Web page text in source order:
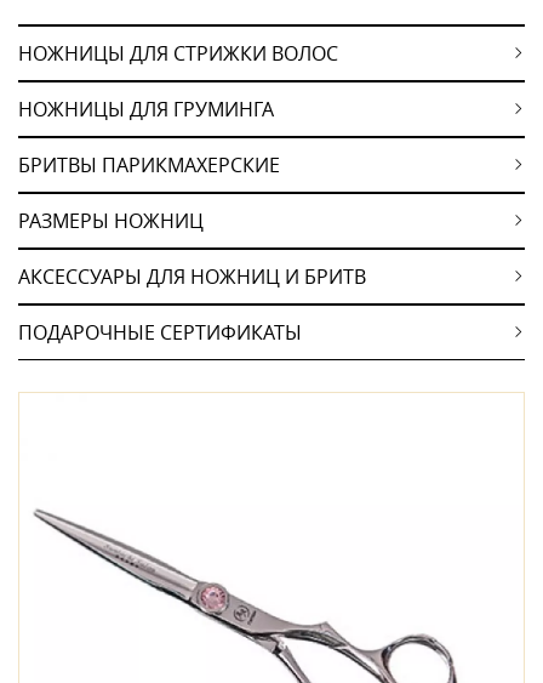
НОЖНИЦЫ ДЛЯ СТРИЖКИ ВОЛОС
НОЖНИЦЫ ДЛЯ ГРУМИНГА
БРИТВЫ ПАРИКМАХЕРСКИЕ
РАЗМЕРЫ НОЖНИЦ
АКСЕССУАРЫ ДЛЯ НОЖНИЦ И БРИТВ
ПОДАРОЧНЫЕ СЕРТИФИКАТЫ